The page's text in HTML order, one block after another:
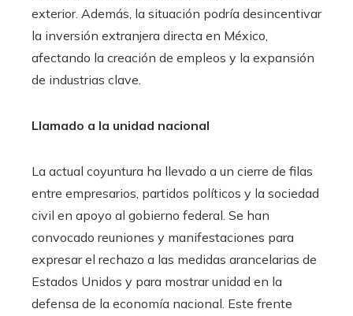
exterior. Además, la situación podría desincentivar
la inversión extranjera directa en México,
afectando la creación de empleos y la expansión
de industrias clave.
Llamado a la unidad nacional
La actual coyuntura ha llevado a un cierre de filas
entre empresarios, partidos políticos y la sociedad
civil en apoyo al gobierno federal. Se han
convocado reuniones y manifestaciones para
expresar el rechazo a las medidas arancelarias de
Estados Unidos y para mostrar unidad en la
defensa de la economía nacional. Este frente